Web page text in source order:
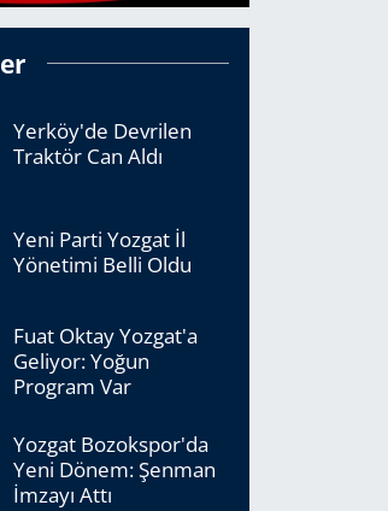
Yerköy'de Devrilen
Traktör Can Aldı
Yeni Parti Yozgat İl
Yönetimi Belli Oldu
Fuat Oktay Yozgat'a
Geliyor: Yoğun
Program Var
Yozgat Bozokspor'da
Yeni Dönem: Şenman
İmzayı Attı